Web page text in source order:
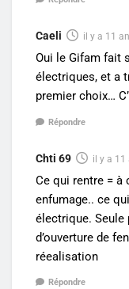
Caeli il y a 11
Oui le Gifam fait
électriques, et a
premier choix…
Répondre
Chti 69 il y a 11
Ce qui rentre = à
enfumage.. ce
électrique. Seule
d’ouverture de
réealisation
Répondre